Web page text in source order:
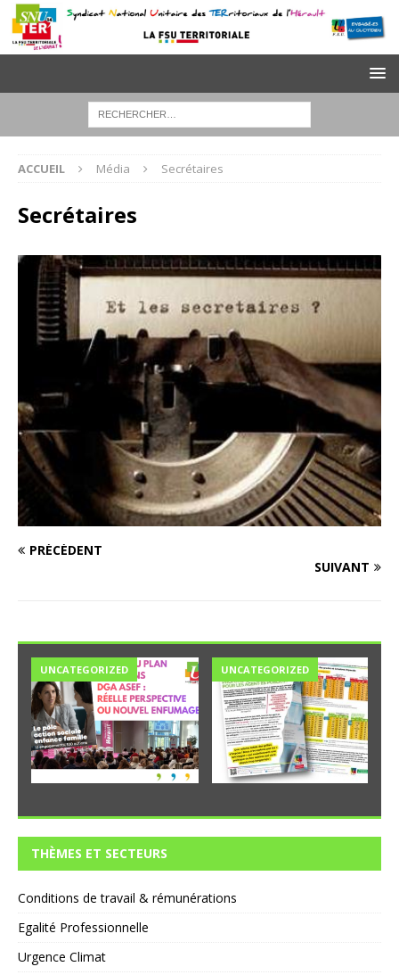
ACCUEIL Média Secrétaires
Secrétaires
PRÉCÉDENT
SUIVANT
UNCATEGORIZED UNCATEGORIZED
THÈMES ET SECTEURS
Conditions de travail & rémunérations
Egalité Professionnelle
Urgence Climat